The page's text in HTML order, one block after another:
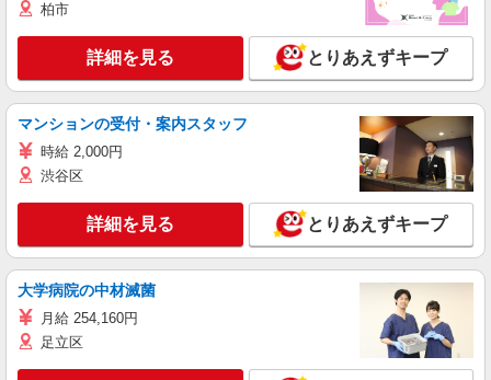
柏市
詳細を見る とりあえずキープ
マンションの受付・案内スタッフ
時給 2,000円
渋谷区
詳細を見る とりあえずキープ
大学病院の中材滅菌
月給 254,160円
足立区